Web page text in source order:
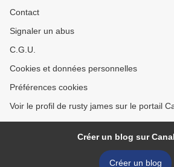
Contact
Signaler un abus
C.G.U.
Cookies et données personnelles
Préférences cookies
Voir le profil de rusty james sur le portail
Créer un blog sur
Créer un blog